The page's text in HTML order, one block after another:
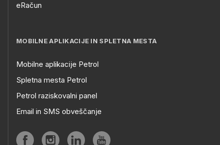
eRačun
MOBILNE APLIKACIJE IN SPLETNA MESTA
Mobilne aplikacije Petrol
Spletna mesta Petrol
Petrol raziskovalni panel
Email in SMS obveščanje